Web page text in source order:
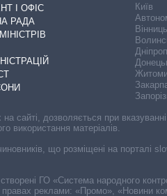
І ОФІС
РАДА
Київ
сайті, дозволяється при
використання матеріалів.
що розміщені на
ГО «Система народного
правах реклами: «Промо», «Новини